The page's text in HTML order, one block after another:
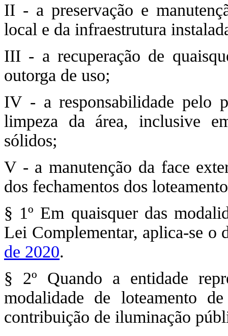
II - a preservação e
local e da infraestrutura
III - a recuperação de
outorga de uso;
IV - a responsabilidade pelo
limpeza da área, inclusive
sólidos;
V - a manutenção da face
dos fechamentos dos
§ 1º Em quaisquer das
Lei Complementar, aplica-se o
de 2020.
§ 2º Quando a entidade
modalidade de loteamento
contribuição de iluminação